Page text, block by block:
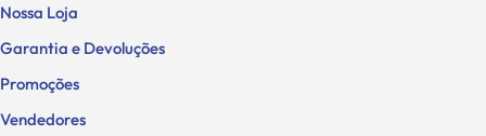
Nossa Loja
Garantia e Devoluções
Promoções
Vendedores